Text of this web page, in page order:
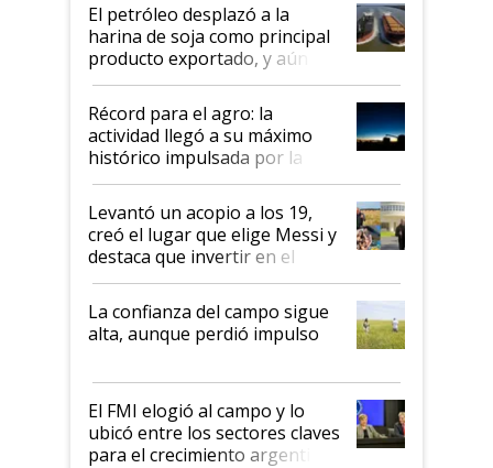
El petróleo desplazó a la
harina de soja como principal
producto exportado, y aún así
el agro aportó casi seis de cada
diez dólares y sostuvo el
liderazgo en un semestre
récord
Récord para el agro: la
actividad llegó a su máximo
histórico impulsada por la
cosecha y las exportaciones
Levantó un acopio a los 19,
creó el lugar que elige Messi y
destaca que invertir en el
kirchnerismo era como "darle
plata a un hijo para droga":
Juan Félix Rossetti, el libertario
que de una dura crisis salió
de Milei
La confianza del campo sigue
alta, aunque perdió impulso
El FMI elogió al campo y lo
ubicó entre los sectores claves
para el crecimiento argentino